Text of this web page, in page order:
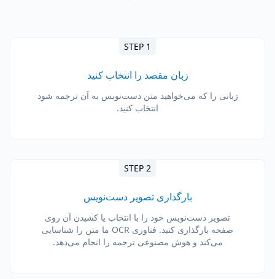
STEP 1
زبان مقصد را انتخاب کنید
زبانی را که می‌خواهید متن دست‌نویس به آن ترجمه شود
انتخاب کنید.
STEP 2
بارگذاری تصویر دست‌نویس
تصویر دست‌نویس خود را با انتخاب یا کشیدن آن روی
صفحه بارگذاری کنید. فناوری OCR ما متن را شناسایی
می‌کند و هوش مصنوعی ترجمه را انجام می‌دهد.